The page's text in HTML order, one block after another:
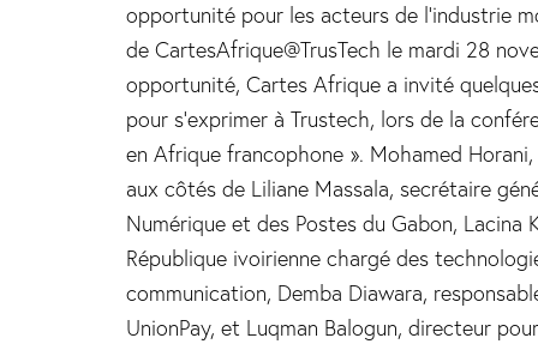
opportunité pour les acteurs de l’industrie
de CartesAfrique@TrusTech le mardi 28
opportunité, Cartes Afrique a invité
pour s’exprimer à Trustech, lors de la
en Afrique francophone ». Mohamed
aux côtés de Liliane Massala, secrétaire
Numérique et des Postes du Gabon, Lacina
République ivoirienne chargé des
communication, Demba Diawara,
UnionPay, et Luqman Balogun, directeur